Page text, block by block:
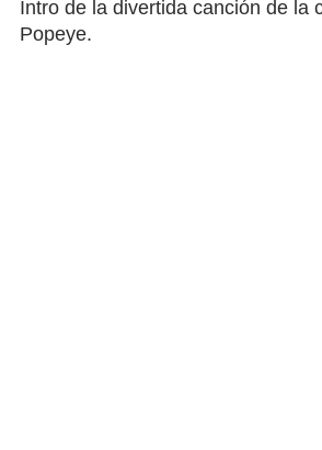
Intro de la divertida canción de la
Popeye.